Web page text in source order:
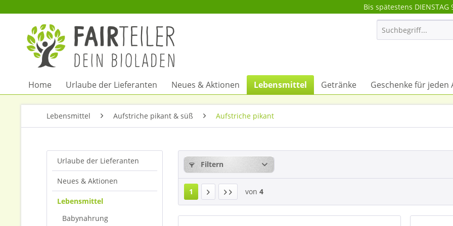
Bis spätestens
Home Urlaube der Lieferanten Neues & Aktionen Lebensmittel Getränke Geschenke für jeden
Lebensmittel Aufstriche pikant & süß Aufstriche pikant
Urlaube der Lieferanten
Neues & Aktionen
Lebensmittel
Babynahrung
Filtern
1 von 4